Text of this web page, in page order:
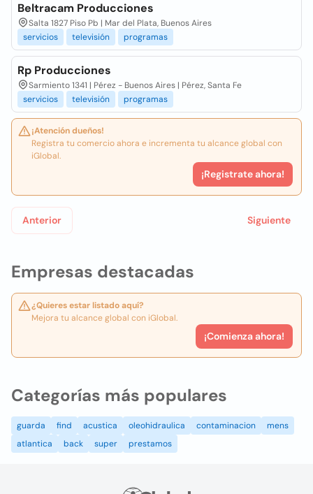
Empresas destacadas
¿Quieres estar listado aquí?
Mejora tu alcance global con iGlobal.
¡Comienza ahora!
Beltracam Producciones
Salta 1827 Piso Pb | Mar del Plata, Buenos Aires
servicios
televisión programas
Rp Producciones
Sarmiento 1341 | Pérez - Buenos Aires | Pérez, Santa Fe
servicios
televisión programas
¡Atención dueños!
Registra tu comercio ahora e incrementa tu alcance global con
iGlobal.
¡Registrate ahora!
Anterior Siguiente
Categorías más populares
guarda find acustica oleohidraulica contaminacion
mens
atlantica
back super prestamos